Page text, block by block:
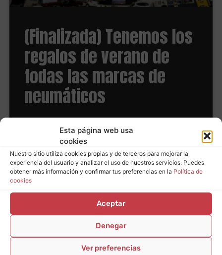
Esta página web usa
cookies
Nuestro sitio utiliza cookies propias y de terceros para mejorar la
experiencia del usuario y analizar el uso de nuestros servicios. Puedes
obtener más información y confirmar tus preferencias en la Política de
cookies
Aceptar
Denegar
Ver preferencias
(Finalizada) Tenemos los
regalos de verano de
todas las marcas de
neumáticos